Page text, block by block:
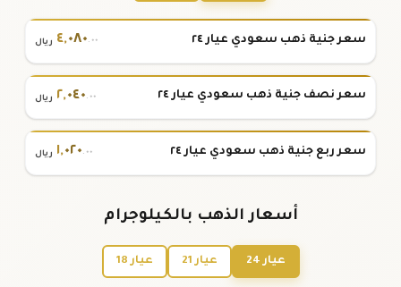
سعر جنية ذهب سعودي عيار ٢٤ ٤,٠٨٠.٠٠ ريال
سعر نصف جنية ذهب سعودي عيار ٢٤ ٢,٠٤٠.٠٠ ريال
سعر ربع جنية ذهب سعودي عيار ٢٤ ١,٠٢٠.٠٠ ريال
أسعار الذهب بالكيلوجرام
عيار 24 عيار 21 عيار 18